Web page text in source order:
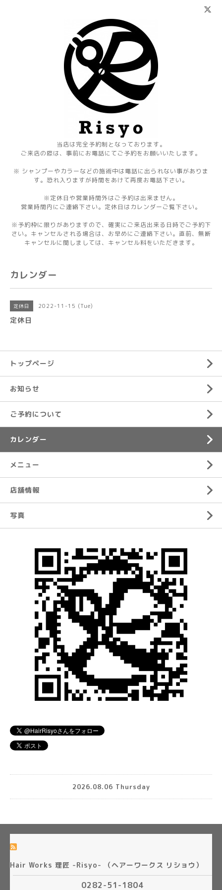
当店は完全予約制となっております。
ご来店の際は、事前にお電話にてご予約をお願いいたします。
※ シャンプーやカラーなどの施術中は電話に出られない事がありま
す。恐れ入りますが時間をあけて再度お電話下さい。
※定休日や営業時間外はご予約は出来ません。
営業時間内にご連絡下さい。定休日はカレンダーご覧下さい。
※予約枠に限りがありますので、確実にご来店出来る日時でご予約下
さい。キャンセルされる場合は、お早めにご連絡下さい。直前、無断
キャンセルに関しましては、キャンセル料をいただきます。
カレンダー
定休日 2022-11-15 (Tue)
定休日
トップページ
お知らせ
ご予約について
カレンダー
メニュー
店舗情報
写真
2026.08.06 Thursday
Hair Works 理匠 -Risyo- （ヘアーワークス リショウ）
0282-51-1804